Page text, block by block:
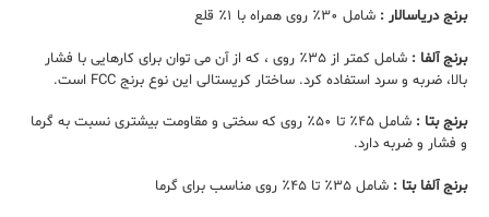
برنج دریاسالار : شامل ۳۰٪ روی همراه با ۱٪ قلع
برنج آلفا :
شامل کمتر از ۳۵٪ روی ، که از آن می توان برای کارهایی با فشار
بالا، ضربه و سرد استفاده کرد. ساختار کریستالی این نوع برنج FCC است.
برنج بتا :
شامل ۴۵٪ تا ۵۰٪ روی که سختی و مقاومت بیشتری نسبت به گرما
و فشار و ضربه دارد.
برنج آلفا بتا : شامل ۳۵٪ تا ۴۵٪ روی مناسب برای گرما